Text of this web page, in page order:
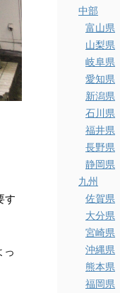
す
っ
中部
富山県
山梨県
岐阜県
愛知県
新潟県
石川県
福井県
長野県
静岡県
九州
佐賀県
大分県
宮崎県
沖縄県
熊本県
福岡県